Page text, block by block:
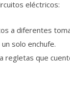
eléctricos:
a diferentes
solo enchufe.
regletas que